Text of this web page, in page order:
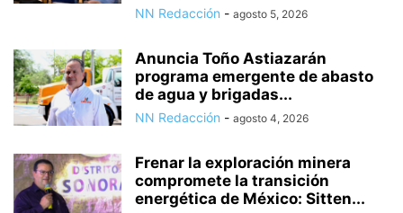
NN Redacción - agosto 5, 2026
Anuncia Toño Astiazarán
programa emergente de abasto
de agua y brigadas...
NN Redacción - agosto 4, 2026
Frenar la exploración minera
compromete la transición
energética de México: Sitten...